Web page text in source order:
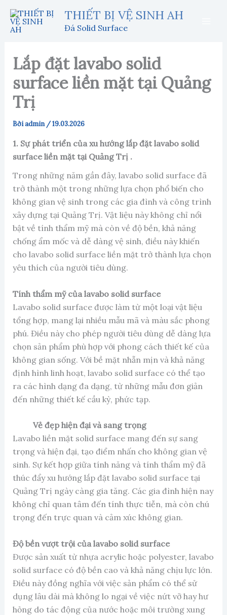
nội
THIẾT BỊ VỆ SINH AH
Đá Solid Surface
Lắp đặt lavabo solid
surface liền mặt tại Quảng
Trị
Bởiadmin /19.03.2026
1. Sự phát triển của xu hướng lắp đặt lavabo solid
surface liền mặt tại Quảng Trị .
Trong những năm gần đây, lavabo solid surface đã
trở thành một trong những lựa chọn phổ biến cho
không gian vệ sinh trong các gia đình và công trình
xây dựng tại Quảng Trị. Vật liệu này không chỉ nổi
bật về tính thẩm mỹ mà còn về độ bền, khả năng
chống ẩm mốc và dễ dàng vệ sinh, điều này khiến
cho lavabo solid surface liền mặt trở thành lựa chọn
yêu thích của người tiêu dùng.
Tính thẩm mỹ của lavabo solid surface
Lavabo solid surface được làm từ một loại vật liệu
tổng hợp, mang lại nhiều mẫu mã và màu sắc phong
phú. Điều này cho phép người tiêu dùng dễ dàng lựa
chọn sản phẩm phù hợp với phong cách thiết kế của
không gian sống. Với bề mặt nhẵn mịn và khả năng
định hình linh hoạt, lavabo solid surface có thể tạo
ra các hình dạng đa dạng, từ những mẫu đơn giản
đến những thiết kế cầu kỳ, phức tạp.
Vẻ đẹp hiện đại và sang trọng
Lavabo liền mặt solid surface mang đến sự sang
trọng và hiện đại, tạo điểm nhấn cho không gian vệ
sinh. Sự kết hợp giữa tính năng và tính thẩm mỹ đã
thúc đẩy xu hướng lắp đặt lavabo solid surface tại
Quảng Trị ngày càng gia tăng. Các gia đình hiện nay
không chỉ quan tâm đến tính thực tiễn, mà còn chú
trọng đến trực quan và cảm xúc không gian.
Độ bền vượt trội của lavabo solid surface
Được sản xuất từ nhựa acrylic hoặc polyester, lavabo
solid surface có độ bền cao và khả năng chịu lực lớn.
Điều này đồng nghĩa với việc sản phẩm có thể sử
dụng lâu dài mà không lo ngại về việc nứt vỡ hay hư
hỏng do tác động của nước hoặc môi trường xung